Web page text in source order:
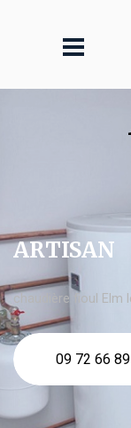
ARTISAN
chaudière fioul Elm
09 72 66